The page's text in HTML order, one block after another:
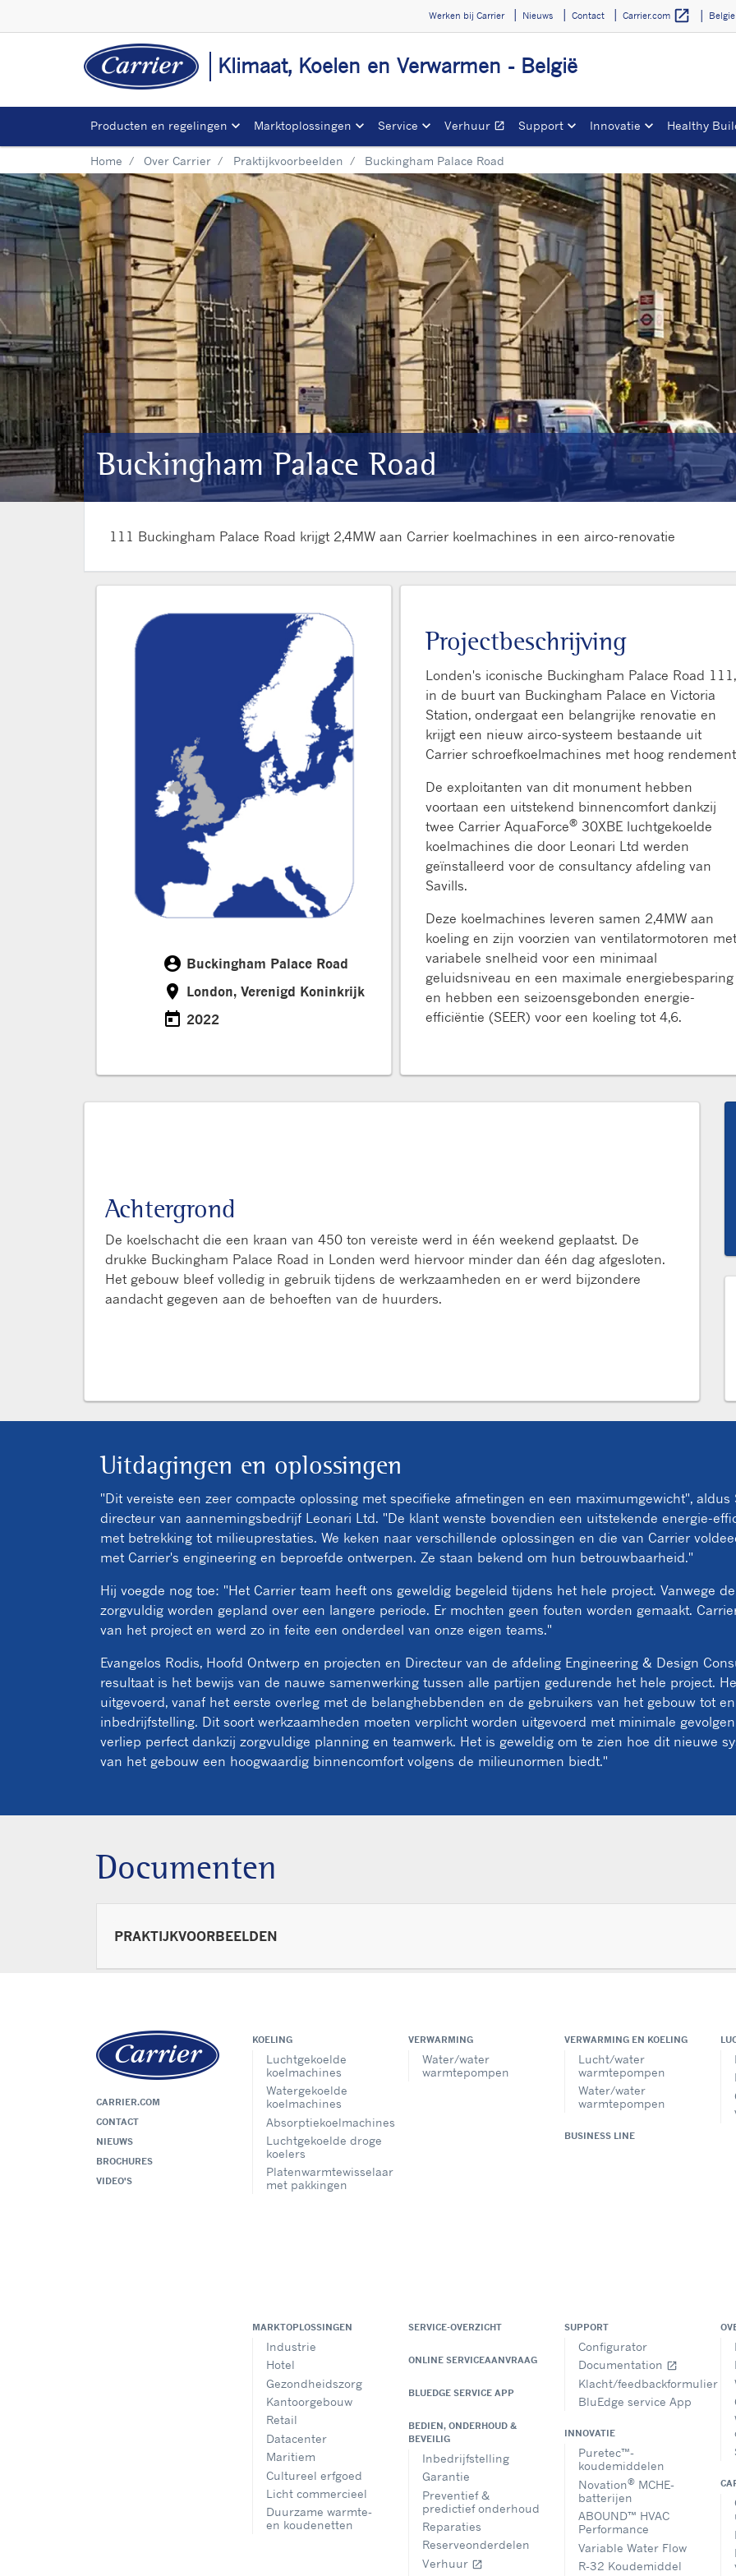
Werken bij Carrier Nieuws Contact Carrier.com open_in_new
Klimaat, Koelen en Verwarmen - België
Producten en regelingen Marktoplossingen Service Verhuur open_in_newOpens in a new window
Support Innovatie Healthy
Home Over Carrier Praktijkvoorbeelden Buckingham Palace Road
Buckingham Palace Road
111 Buckingham Palace Road krijgt 2,4MW aan Carrier koelmachines in een airco-renovatie
account_circleCustomer
Buckingham Palace Road
roomLocation
London, Verenigd Koninkrijk
todayDate
2022
Projectbeschrijving
Londen's iconische Buckingham Palace Road 111,
in de buurt van Buckingham Palace en Victoria
Station, ondergaat een belangrijke renovatie en
krijgt een nieuw airco-systeem bestaande uit
Carrier schroefkoelmachines met hoog
De exploitanten van dit monument hebben
voortaan een uitstekend binnencomfort dankzij
twee Carrier AquaForce® 30XBE luchtgekoelde
koelmachines die door Leonari Ltd werden
geïnstalleerd voor de consultancy afdeling van
Savills.
Deze koelmachines leveren samen 2,4MW aan
koeling en zijn voorzien van ventilatormotoren met
variabele snelheid voor een minimaal
geluidsniveau en een maximale energiebesparing
en hebben een seizoensgebonden energie-
efficiëntie (SEER) voor een koeling tot 4,6.
Achtergrond
De koelschacht die een kraan van 450 ton vereiste werd in één weekend geplaatst. De
drukke Buckingham Palace Road in Londen werd hiervoor minder dan één dag afgesloten.
Het gebouw bleef volledig in gebruik tijdens de werkzaamheden en er werd bijzondere
aandacht gegeven aan de behoeften van de huurders.
Uitdagingen en oplossingen
"Dit vereiste een zeer compacte oplossing met specifieke afmetingen en een maximumgewicht",
directeur van aannemingsbedrijf Leonari Ltd. "De klant wenste bovendien een uitstekende energie-
met betrekking tot milieuprestaties. We keken naar verschillende oplossingen en die van Carrier
met Carrier's engineering en beproefde ontwerpen. Ze staan bekend om hun betrouwbaarheid."
Hij voegde nog toe: "Het Carrier team heeft ons geweldig begeleid tijdens het hele project. Vanwege
zorgvuldig worden gepland over een langere periode. Er mochten geen fouten worden gemaakt.
van het project en werd zo in feite een onderdeel van onze eigen teams."
Evangelos Rodis, Hoofd Ontwerp en projecten en Directeur van de afdeling Engineering & Design
resultaat is het bewijs van de nauwe samenwerking tussen alle partijen gedurende het hele project.
uitgevoerd, vanaf het eerste overleg met de belanghebbenden en de gebruikers van het gebouw tot
inbedrijfstelling. Dit soort werkzaamheden moeten verplicht worden uitgevoerd met minimale
verliep perfect dankzij zorgvuldige planning en teamwerk. Het is geweldig om te zien hoe dit nieuwe
van het gebouw een hoogwaardig binnencomfort volgens de milieunormen biedt."
Documenten
PRAKTIJKVOORBEELDEN
CARRIER.COM
CONTACT
NIEUWS
BROCHURES
VIDEO'S
KOELING
Luchtgekoelde
koelmachines
Watergekoelde
koelmachines
Absorptiekoelmachines
Luchtgekoelde droge
koelers
Platenwarmtewisselaar
met pakkingen
VERWARMING
Water/water
warmtepompen
VERWARMING EN KOELING
Lucht/water
warmtepompen
Water/water
warmtepompen
BUSINESS LINE
MARKTOPLOSSINGEN
Industrie
Hotel
Gezondheidszorg
Kantoorgebouw
Retail
Datacenter
Maritiem
Cultureel erfgoed
Licht commercieel
Duurzame warmte-
en koudenetten
SERVICE-OVERZICHT
ONLINE SERVICEAANVRAAG
BLUEDGE SERVICE APP
BEDIEN, ONDERHOUD &
BEVEILIG
Inbedrijfstelling
Garantie
Preventief &
predictief onderhoud
Reparaties
Reserveonderdelen
Verhuur open_in_new
SUPPORT
Configurator
Documentation open_in_new
Klacht/feedbackformulier
BluEdge service App
INNOVATIE
Puretec™-
koudemiddelen
Novation® MCHE-
batterijen
ABOUND™ HVAC
Performance
Variable Water Flow
R-32 Koudemiddel